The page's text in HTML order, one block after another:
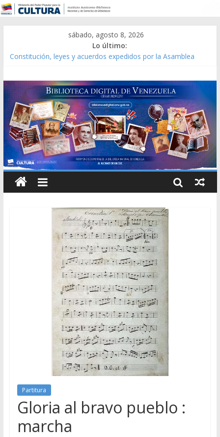
sábado, agosto 8, 2026
Lo último:
Constitución, leyes y acuerdos expedidos por la Asamblea
Modesta Bor Sánchez [material gráfico]
Gaceta Oficial de la República de Venezuela año CXXXIII Mes V,
Caracas 09 de marzo de 2006 N° 38.394
Catálogo temático de obras de Modesta Bor
Partitura
Gloria al bravo pueblo :
marcha